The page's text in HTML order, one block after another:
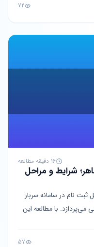
72
16 دقیقه مطالعه
شرایط و مراحل
نام در سامانه سرباز
با مطالعه این
57